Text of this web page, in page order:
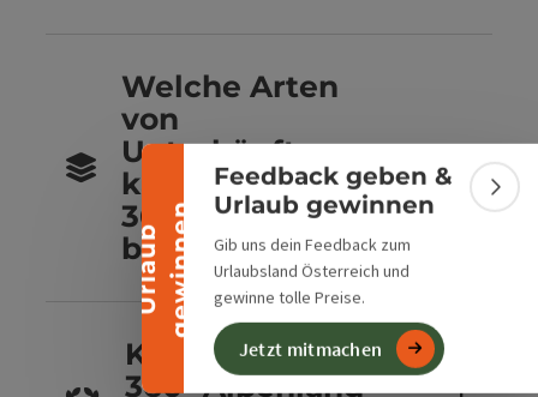
U
r
l
a
u
b
g
e
w
i
n
n
en
Banner einklappen
Feedback geben &
Urlaub gewinnen
Gib uns dein Feedback zum
Urlaubsland Österreich und
gewinne tolle Preise.
Jetzt mitmachen
Welche Arten
von
Unterkünften
kannst du im
360° Alpenland
buchen?
Kannst du im
360° Alpenland